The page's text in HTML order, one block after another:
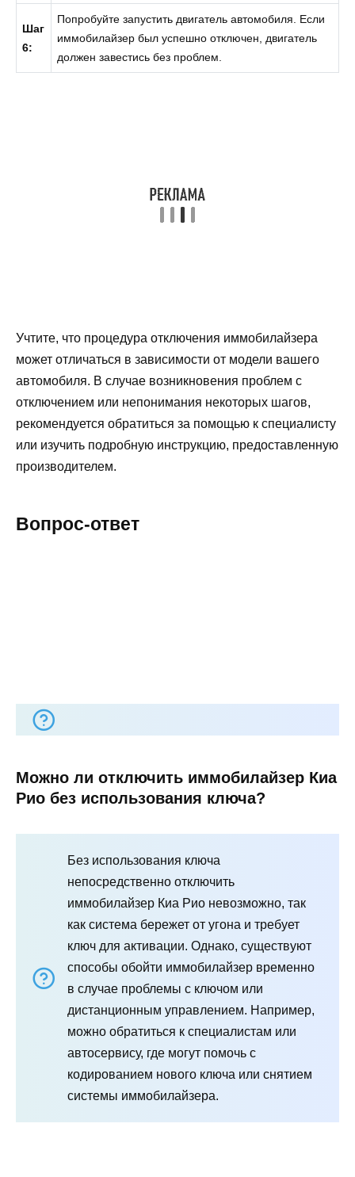
Шаг
6:
Попробуйте запустить двигатель автомобиля. Если
иммобилайзер был успешно отключен, двигатель
должен завестись без проблем.
Учтите, что процедура отключения иммобилайзера
может отличаться в зависимости от модели вашего
автомобиля. В случае возникновения проблем с
отключением или непонимания некоторых шагов,
рекомендуется обратиться за помощью к специалисту
или изучить подробную инструкцию, предоставленную
производителем.
Вопрос-ответ
Можно ли отключить иммобилайзер Киа
Рио без использования ключа?
Без использования ключа
непосредственно отключить
иммобилайзер Киа Рио невозможно, так
как система бережет от угона и требует
ключ для активации. Однако, существуют
способы обойти иммобилайзер временно
в случае проблемы с ключом или
дистанционным управлением. Например,
можно обратиться к специалистам или
автосервису, где могут помочь с
кодированием нового ключа или снятием
системы иммобилайзера.